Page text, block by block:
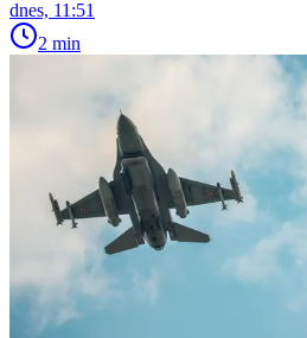
dnes, 11:51
2 min